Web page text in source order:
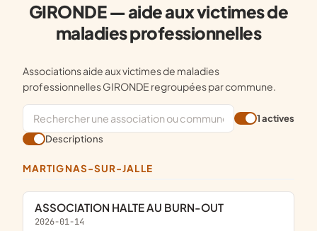
GIRONDE — aide aux victimes de
maladies professionnelles
Associations aide aux victimes de maladies
professionnelles GIRONDE regroupées par commune.
1 actives
Descriptions
MARTIGNAS-SUR-JALLE
ASSOCIATION HALTE AU BURN-OUT
2026-01-14